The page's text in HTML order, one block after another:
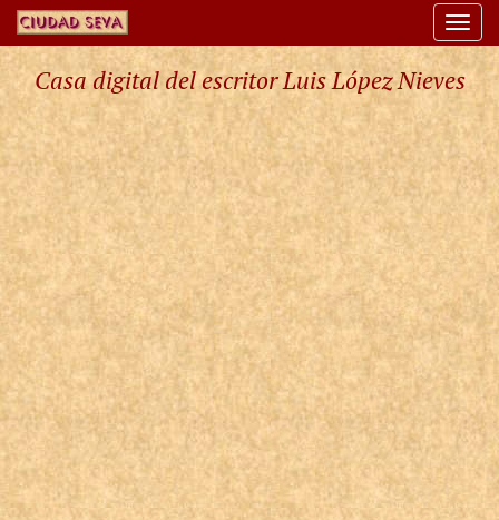
Casa digital del escritor Luis López Nieves